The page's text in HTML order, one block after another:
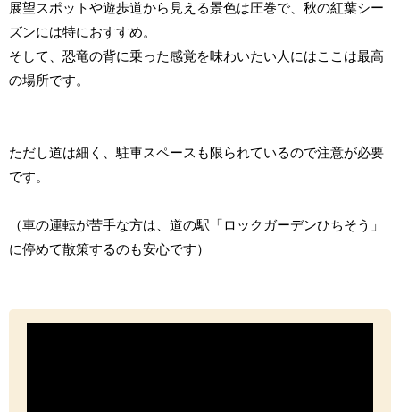
展望スポットや遊歩道から見える景色は圧巻で、秋の紅葉シー
ズンには特におすすめ。
そして、恐竜の背に乗った感覚を味わいたい人にはここは最高
の場所です。
ただし道は細く、駐車スペースも限られているので注意が必要
です。
（車の運転が苦手な方は、道の駅「ロックガーデンひちそう」
に停めて散策するのも安心です）